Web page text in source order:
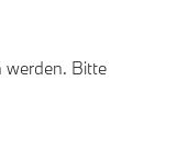
werden. Bitte